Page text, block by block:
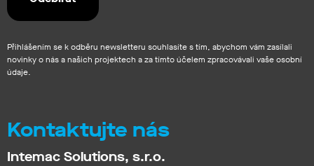
Přihlášením se k odběru newsletteru souhlasíte s tím, abychom vám zasílali
novinky o nás a našich projektech a za tímto účelem zpracovávali vaše osobní
údaje.
Kontaktujte nás
Intemac Solutions, s.r.o.